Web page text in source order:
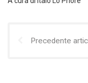
Precedente